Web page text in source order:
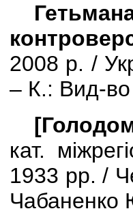
2008 р. /
– К.: Вид-во
кат.
1933 рр. /
Чабаненко